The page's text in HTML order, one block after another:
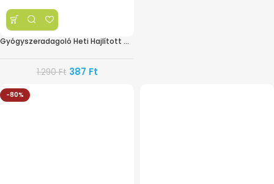
Gyógyszeradagoló Heti Hajlított CEP008
1.290Ft 387 Ft
-80%